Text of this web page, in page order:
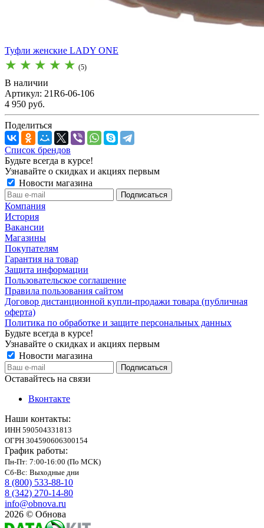
Туфли женские LADY ONE
(5)
В наличии
Артикул: 21R6-06-106
4 950 руб.
Поделиться
Список брендов
Будьте всегда в курсе!
Узнавайте о скидках и акциях первым
Новости магазина
Компания
История
Вакансии
Магазины
Покупателям
Гарантия на товар
Защита информации
Пользовательское соглашение
Правила пользования сайтом
Договор дистанционной купли-продажи товара (публичная
оферта)
Политика по обработке и защите персональных данных
Будьте всегда в курсе!
Узнавайте о скидках и акциях первым
Новости магазина
Оставайтесь на связи
Вконтакте
Наши контакты:
ИНН 590504331813
ОГРН 304590606300154
График работы:
Пн-Пт: 7:00-16:00 (По МСК)
Сб-Вс: Выходные дни
8 (800) 533-88-10
8 (342) 270-14-80
info@obnova.ru
2026 © Обнова